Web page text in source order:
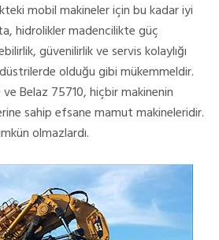
mobil makineler için bu kadar iyi
hidrolikler madencilikte güç
güvenilirlik ve servis kolaylığı
olduğu gibi mükemmeldir.
Belaz 75710, hiçbir makinenin
sahip efsane mamut makineleridir.
olmazlardı.